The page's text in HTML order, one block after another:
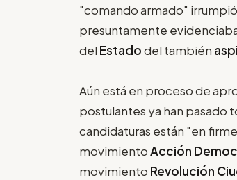
"comando armado"
presuntamente
del Estadodel también
Aún está en proceso de
postulantes ya han pasado
candidaturas están "en
movimientoAcción
movimiento Revolución